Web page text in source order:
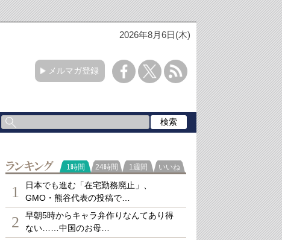
2026年8月6日(木)
メルマガ登録
ランキング
1時間 24時間 1週間 いいね
1
日本でも進む「在宅勤務廃止」、
GMO・熊谷代表の投稿で…
2
早朝5時からキャラ弁作りなんてあり得
ない……中国のお母…